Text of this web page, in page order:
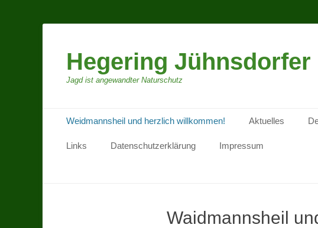
Hegering Jühnsdorfer
Jagd ist angewandter Naturschutz
Primäres Menü
Inhalt
Weidmannsheil und herzlich willkommen! Aktuelles
Links Datenschutzerklärung Impressum
Waidmannsheil